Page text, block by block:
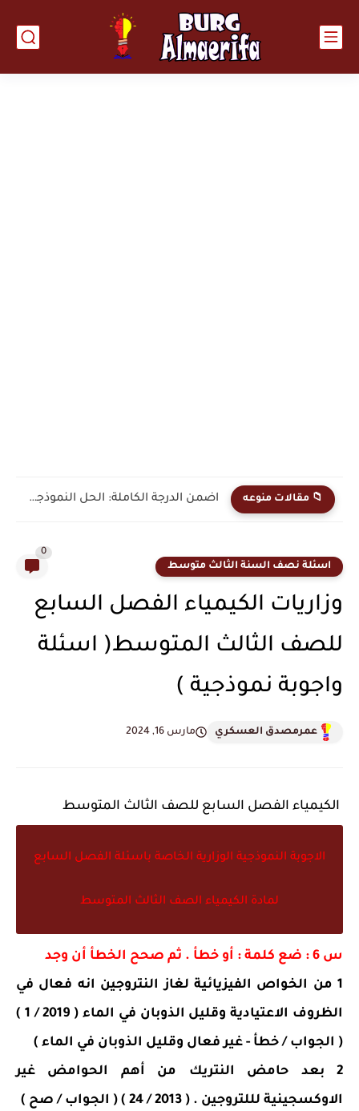
📁 مقالات منوعه طريقك المباشر للنجاح: تحميل المرشحات الوزارية الرسمية في التربية الإسلامية...
اسئلة نصف السنة الثالث متوسط
0
وزاريات الكيمياء الفصل السابع
للصف الثالث المتوسط( اسئلة
واجوبة نموذجية )
عمرمصدق العسكري مارس 16, 2024
الكيمياء الفصل السابع للصف الثالث المتوسط
الاجوبة النموذجية الوزارية الخاصة باسئلة الفصل السابع
لمادة الكيمياء الصف الثالث المتوسط
س 6 : ضع كلمة : أو خطأ . ثم صحح الخطأ أن وجد
1 من الخواص الفيزيائية لغاز النتروجين انه فعال في
الظروف الاعتيادية وقليل الذوبان في الماء ( 2019 / 1 )
( الجواب / خطأ - غير فعال وقليل الذوبان في الماء )
2 بعد حامض النتريك من أهم الحوامض غير
الاوكسجينية لللتروجين . ( 2013 / 24 ) ( الجواب / صح )